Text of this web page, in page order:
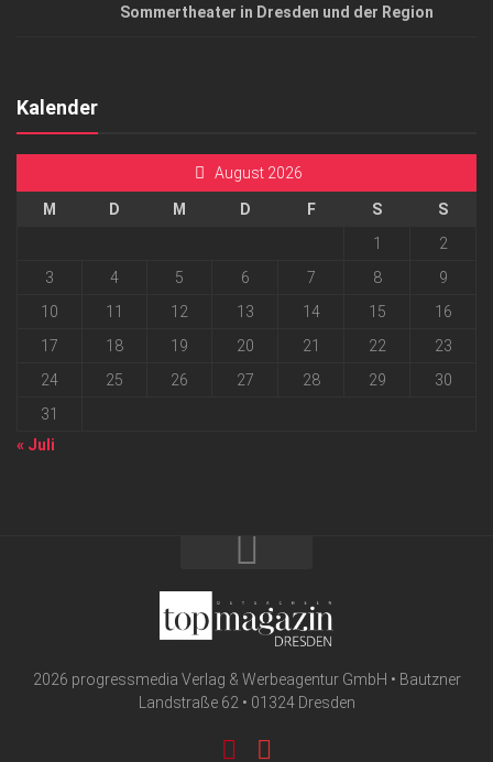
Sommertheater in Dresden und der Region
Kalender
August 2026
M D M D F S
S
1
2
3
4 5 6 7 8
9
10
11 12 13 14 15
16
17
18 19 20 21 22
23
24
25 26 27 28 29
30
31
« Juli
2026 progressmedia Verlag & Werbeagentur GmbH • Bautzner
Landstraße 62 • 01324 Dresden